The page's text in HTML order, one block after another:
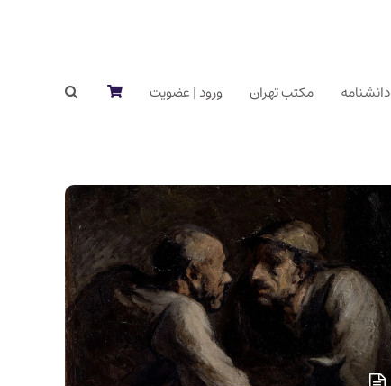
دانشنامه مکتب تهران ورود | عضویت